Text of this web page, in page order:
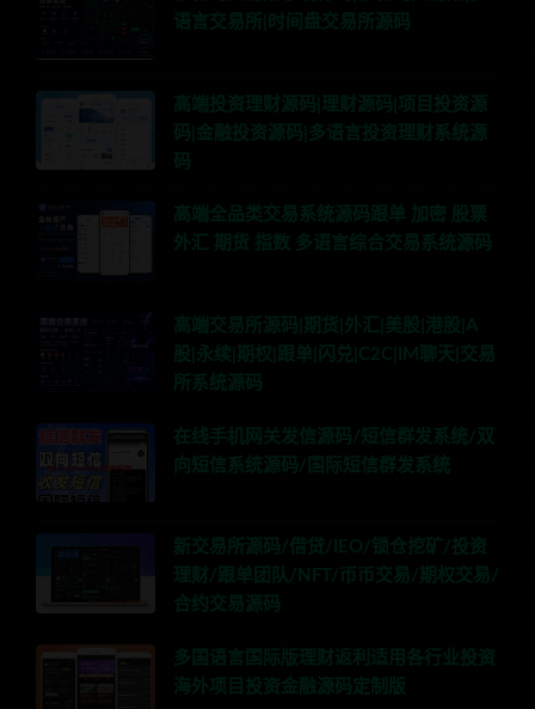
语言交易所|时间盘交易所源码
高端投资理财源码|理财源码|项目投资源
码|金融投资源码|多语言投资理财系统源
码
高端全品类交易系统源码跟单 加密 股票
外汇 期货 指数 多语言综合交易系统源码
高端交易所源码|期货|外汇|美股|港股|A
股|永续|期权|跟单|闪兑|C2C|IM聊天|交易
所系统源码
在线手机网关发信源码/短信群发系统/双
向短信系统源码/国际短信群发系统
新交易所源码/借贷/IEO/锁仓挖矿/投资
理财/跟单团队/NFT/币币交易/期权交易/
合约交易源码
多国语言国际版理财返利适用各行业投资
海外项目投资金融源码定制版